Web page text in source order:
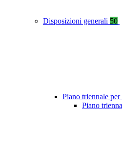
Disposizioni generali 50
Piano triennale
Piano